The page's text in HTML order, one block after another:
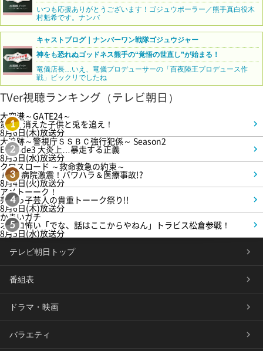
いつも応援ありがとうございます！ゴジュウポーラー／熊手真白役木
村魁希です。ナンバ
キャストブログ｜ナンバーワン戦隊ゴジュウジャー
神をも恐れぬゴッドネス熊手の“覚悟の世直し”が始まる！
竜儀店長…いえ、竜儀プロデューサーの「百夜陸王プロデュース作
戦」ビックリでしたね
TVer視聴ランキング（テレビ朝日）
1
大空港～GATE24～
第3話 消えた子供と兎を追え！
8月6日(木)放送分
2
大追跡～警視庁ＳＳＢＣ強行犯係～ Season2
Episode3 大炎上…暴走する正義
8月5日(水)放送分
3
クロスロード ～救命救急の約束～
＃5 病院激震！パワハラ＆医療事故!?
8月4日(火)放送分
4
アメトーーク！
売れっ子芸人の貴重トーーク祭り!!
8月6日(木)放送分
5
かまいガチ
オモロ怖い「でな、話はここからやねん」トラビス松倉参戦！
8月5日(水)放送分
テレビ朝日トップ
番組表
ドラマ・映画
バラエティ